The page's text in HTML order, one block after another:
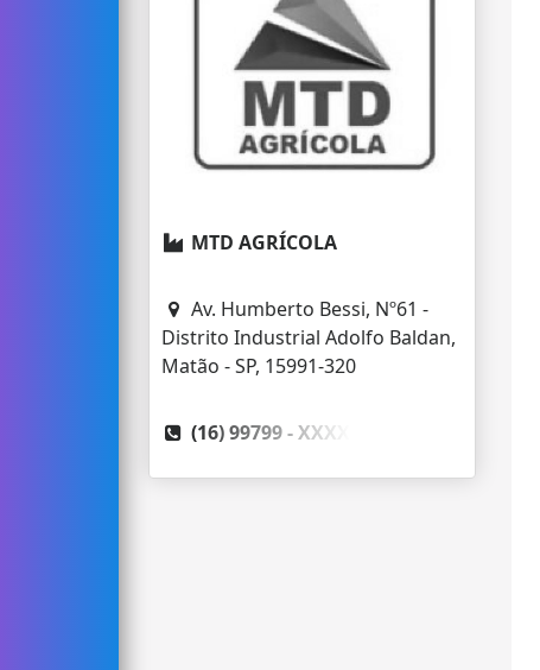
MTD AGRÍCOLA
Av. Humberto Bessi, Nº61 -
Distrito Industrial Adolfo Baldan,
Matão - SP, 15991-320
(16) 99799 -XXXX